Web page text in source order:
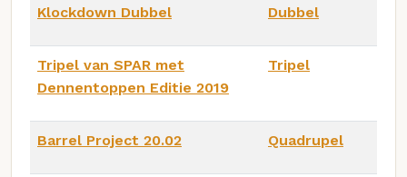
Klockdown Dubbel Dubbel
Tripel van SPAR met
Dennentoppen Editie 2019
Tripel
Barrel Project 20.02 Quadrupel